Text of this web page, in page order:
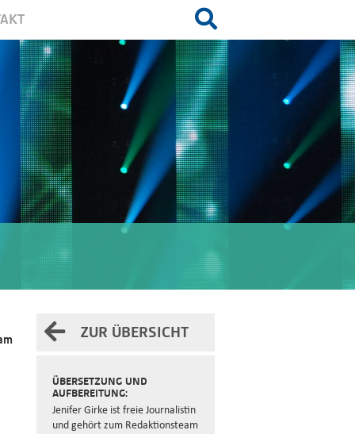
ZUR ÜBERSICHT
ÜBERSETZUNG UND
AUFBEREITUNG:
Jenifer Girke ist freie Journalistin
und gehört zum Redaktionsteam